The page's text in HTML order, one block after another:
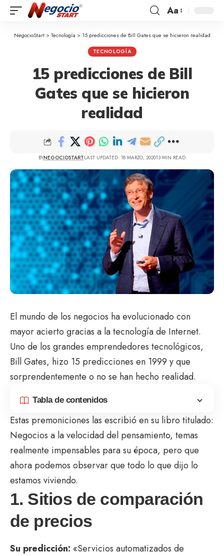
Aa
NegocioStart>Tecnología > 15 predicciones de Bill Gates que se hicieron realidad
TECNOLOGÍA
15 predicciones de Bill
Gates que se hicieron
realidad
BYNEGOCIOSTARTLAST UPDATED: 18 MARZO, 202013 MIN READ
El mundo de los negocios ha evolucionado con
mayor acierto gracias a la tecnología de Internet.
Uno de los grandes emprendedores tecnológicos,
Bill Gates, hizo 15 predicciones en 1999 y que
sorprendentemente o no se han hecho realidad.
Tabla de contenidos
Estas premoniciones las escribió en su libro titulado:
Negocios a la velocidad del pensamiento, temas
realmente impensables para su época, pero que
ahora podemos observar que todo lo que dijo lo
estamos viviendo.
1. Sitios de comparación
de precios
Su predicción: «Servicios automatizados de